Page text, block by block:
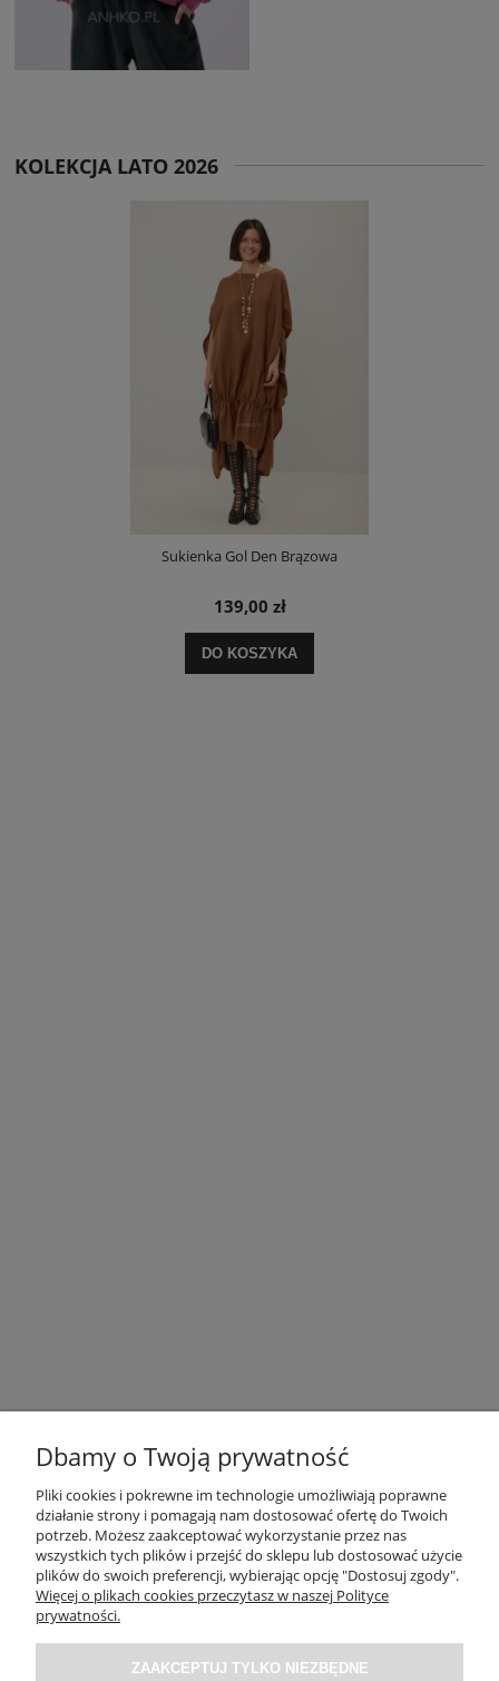
KOLEKCJA LATO 2026
Sukienka Gol Den Brązowa
139,00 zł
DO KOSZYKA
OBSŁUGA KLIENTA
O NAS / INFORMACJE
Dbamy o Twoją prywatność
Pliki cookies i pokrewne im technologie umożliwiają poprawne
działanie strony i pomagają nam dostosować ofertę do Twoich
potrzeb. Możesz zaakceptować wykorzystanie przez nas
wszystkich tych plików i przejść do sklepu lub dostosować użycie
plików do swoich preferencji, wybierając opcję "Dostosuj zgody".
Więcej o plikach cookies przeczytasz w naszej Polityce
prywatności.
ZAAKCEPTUJ TYLKO NIEZBĘDNE